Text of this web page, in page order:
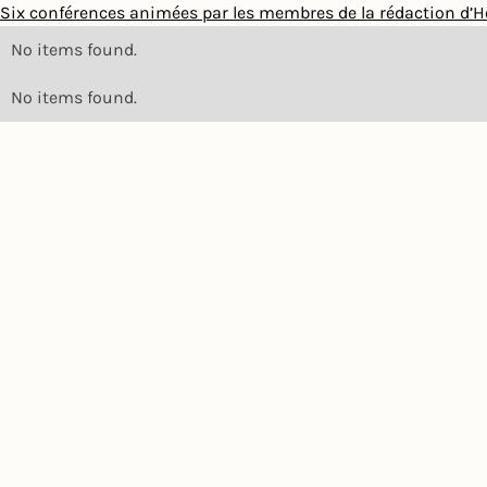
Six conférences animées par les membres de la rédaction
No items found.
No items found.